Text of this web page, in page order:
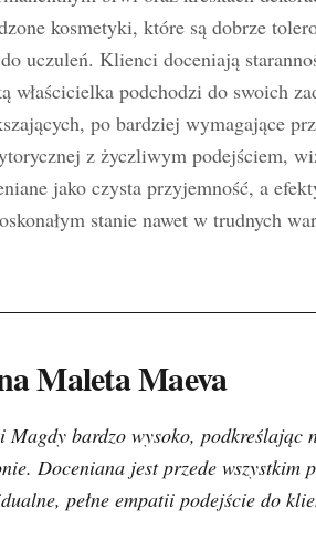
kosmetyki, które są dobrze
uczuleń. Klienci doceniają
właścicielka podchodzi do swoich
po bardziej wymagające
z życzliwym podejściem,
jako czysta przyjemność, a
stanie nawet w trudnych
Maleta Maeva
bardzo wysoko, podkreślając
Doceniana jest przede wszystkim
pełne empatii podejście do